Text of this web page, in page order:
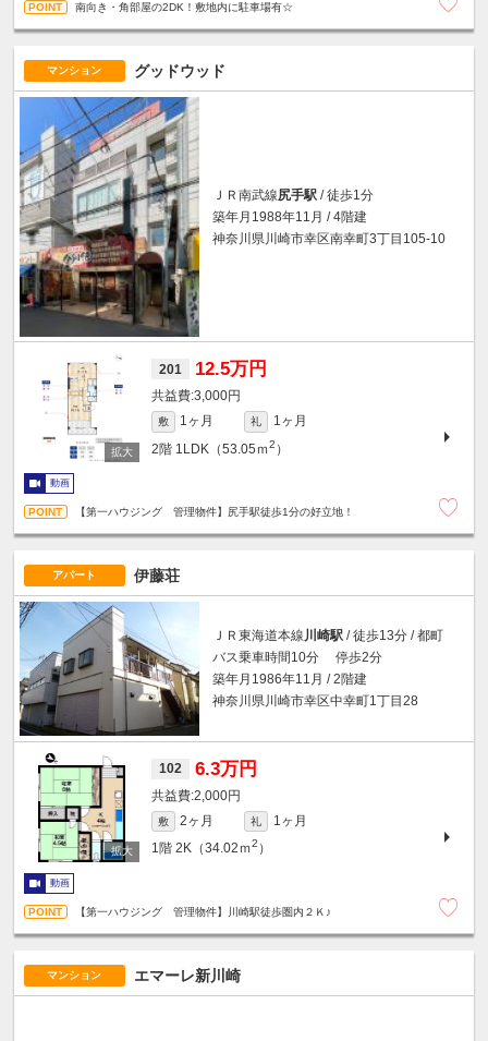
南向き・角部屋の2DK！敷地内に駐車場有☆
マンション グッドウッド
ＪＲ南武線尻手駅 / 徒歩1分
築年月1988年11月 / 4階建
神奈川県川崎市幸区南幸町3丁目105-10
201 12.5万円
3,000円
敷 1ヶ月 礼
1ヶ月
2階 1LDK（53.05ｍ2 ）
動画
【第一ハウジング 管理物件】尻手駅徒歩1分の好立地！
アパート 伊藤荘
ＪＲ東海道本線川崎駅 / 徒歩13分 / 都町
バス乗車時間10分 停歩2分
築年月1986年11月 / 2階建
神奈川県川崎市幸区中幸町1丁目28
102 6.3万円
2,000円
敷 2ヶ月 礼
1ヶ月
1階 2K（34.02ｍ2 ）
動画
【第一ハウジング 管理物件】川崎駅徒歩圏内２Ｋ♪
マンション エマーレ新川崎